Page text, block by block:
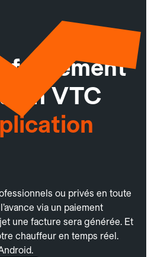
facilement
un VTC
ou privés en toute
via un paiement
une facture sera générée. Et
chauffeur en temps réel.